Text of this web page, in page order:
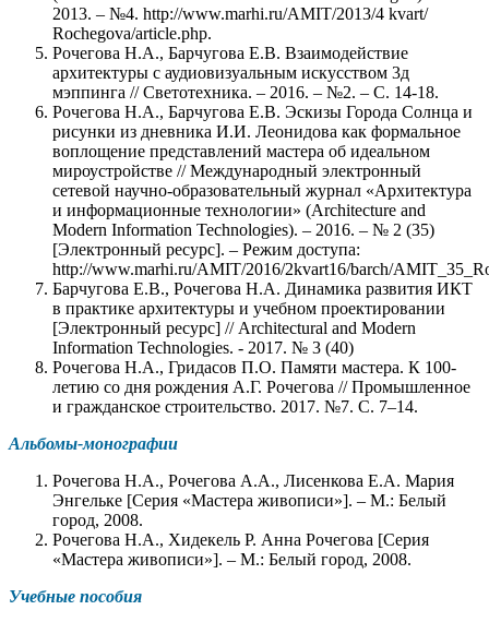
2013. – №4. http://www.marhi.ru/AMIT/2013/4 kvart/
Rochegova/article.php.
Рочегова Н.А., Барчугова Е.В. Взаимодействие
архитектуры с аудиовизуальным искусством 3д
мэппинга // Светотехника. – 2016. – №2. – С. 14-18.
Рочегова Н.А., Барчугова Е.В. Эскизы Города Солнца и
рисунки из дневника И.И. Леонидова как формальное
воплощение представлений мастера об идеальном
мироустройстве // Международный электронный
сетевой научно-образовательный журнал «Архитектура
и информационные технологии» (Architecture and
Modern Information Technologies). – 2016. – № 2 (35)
[Электронный ресурс]. – Режим доступа:
http://www.marhi.ru/AMIT/2016/2kvart16/barch/
Барчугова Е.В., Рочегова Н.А. Динамика развития ИКТ
в практике архитектуры и учебном проектировании
[Электронный ресурс] // Architectural and Мodern
Information Technologies. - 2017. № 3 (40)
Рочегова Н.А., Гридасов П.О. Памяти мастера. К 100-
летию со дня рождения А.Г. Рочегова // Промышленное
и гражданское строительство. 2017. №7. С. 7–14.
Альбомы-монографии
Рочегова Н.А., Рочегова А.А., Лисенкова Е.А. Мария
Энгельке [Серия «Мастера живописи»]. – М.: Белый
город, 2008.
Рочегова Н.А., Хидекель Р. Анна Рочегова [Серия
«Мастера живописи»]. – М.: Белый город, 2008.
Учебные пособия